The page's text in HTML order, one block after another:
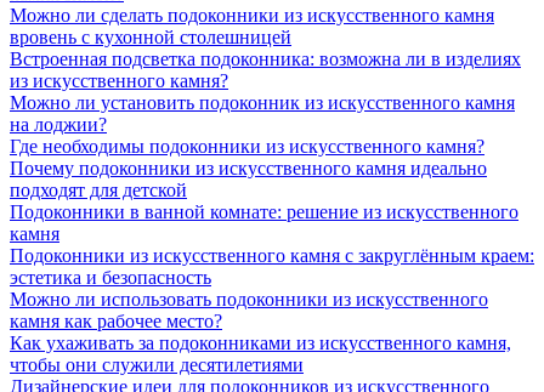
Можно ли сделать подоконники из искусственного камня
вровень с кухонной столешницей
Встроенная подсветка подоконника: возможна ли в изделиях
из искусственного камня?
Можно ли установить подоконник из искусственного камня
на лоджии?
Где необходимы подоконники из искусственного камня?
Почему подоконники из искусственного камня идеально
подходят для детской
Подоконники в ванной комнате: решение из искусственного
камня
Подоконники из искусственного камня с закруглённым краем:
эстетика и безопасность
Можно ли использовать подоконники из искусственного
камня как рабочее место?
Как ухаживать за подоконниками из искусственного камня,
чтобы они служили десятилетиями
Дизайнерские идеи для подоконников из искусственного